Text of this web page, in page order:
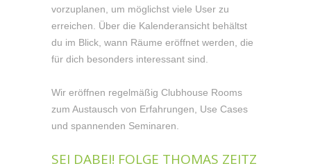
vorzuplanen, um möglichst viele User zu
erreichen. Über die Kalenderansicht behältst
du im Blick, wann Räume eröffnet werden, die
für dich besonders interessant sind.
Wir eröffnen regelmäßig Clubhouse Rooms
zum Austausch von Erfahrungen, Use Cases
und spannenden Seminaren.
SEI DABEI! FOLGE THOMAS ZEITZ